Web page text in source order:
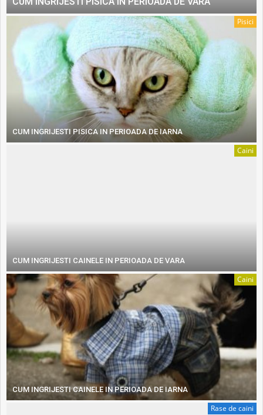
Pisici
CUM INGRIJESTI PISICA IN PERIOADA DE IARNA
Caini
CUM INGRIJESTI CAINELE IN PERIOADA DE VARA
Caini
CUM INGRIJESTI CAINELE IN PERIOADA DE IARNA
Rase de caini